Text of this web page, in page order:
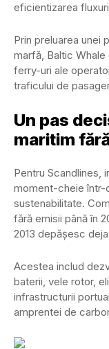
eficientizarea
Prin preluarea unei
marfă, Baltic
ferry-uri ale
traficului de
Un pas
maritim
Pentru Scandlines,
moment-cheie într-
sustenabilitate.
fără emisii până în
2013 depășesc
Acestea includ
baterii, vele rotor,
infrastructurii
amprentei de